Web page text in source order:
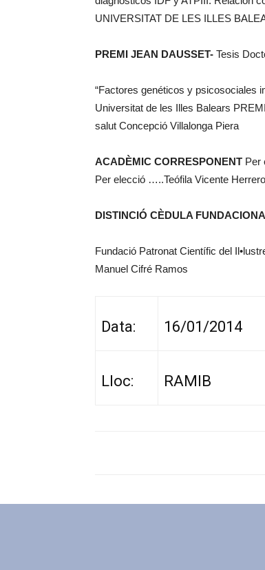
UNIVERSITAT DE LES ILLES
PREMI JEAN DAUSSET- Tesis
“Factores genéticos y psicosociales
Universitat de les Illes Balears
salut Concepció Villalonga Piera
ACADÈMIC CORRESPONENT Per
Per elecció …..Teófila Vicente Herrero
DISTINCIÓ CÈDULA
Fundació Patronat Científic del
Manuel Cifré Ramos
Data: 16/01/2014
Lloc: RAMIB